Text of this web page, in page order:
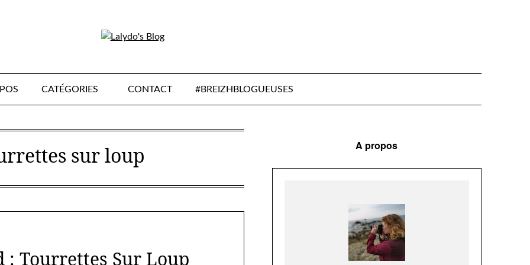
CATÉGORIES CONTACT #BREIZHBLOGUEUSES
sur loup
: Tourrettes Sur Loup
A propos